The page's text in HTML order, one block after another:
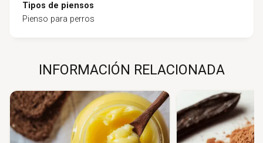
Tipos de piensos
Pienso para perros
INFORMACIÓN RELACIONADA